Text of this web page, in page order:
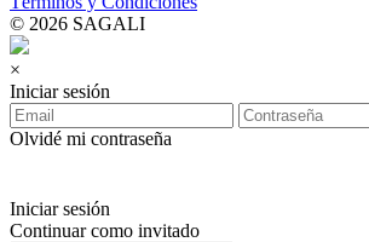
© 2026 SAGALI
×
Iniciar sesión
Olvidé mi contraseña
Iniciar sesión
Continuar como invitado